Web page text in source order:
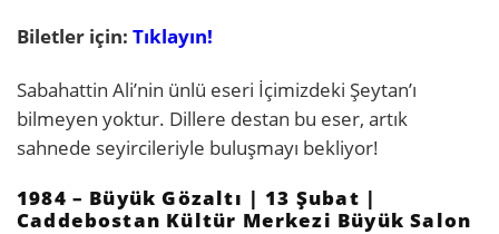
Biletler için: Tıklayın!
Sabahattin Ali’nin ünlü eseri İçimizdeki Şeytan’ı
bilmeyen yoktur. Dillere destan bu eser, artık
sahnede seyircileriyle buluşmayı bekliyor!
1984 – Büyük Gözaltı | 13 Şubat |
Caddebostan Kültür Merkezi Büyük Salon